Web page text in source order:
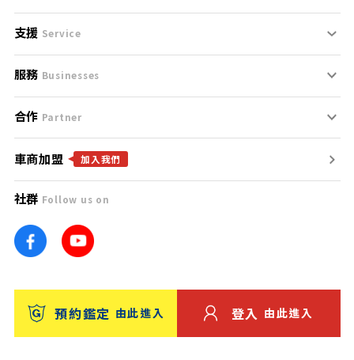
刊登規範
服務條款
免責聲明
隱私權政策
團隊
車訊網
台灣優良中古車商大獎
支援 Service
支援中心
聯絡我們
服務 Businesses
什麼是Goo鑑定？
找好車
找好店
找海外車
消費者評價
保固
合作 Partner
合作夥伴
廣告合作
車商加盟 加入我們
社群 Follow us on
預約鑑定 由此進入 登入 由此進入